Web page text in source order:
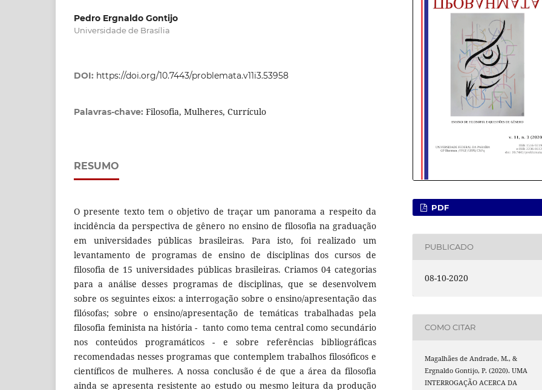
Pedro Ergnaldo Gontijo
Universidade de Brasília
DOI: https://doi.org/10.7443/problemata.v11i3.53958
Palavras-chave: Filosofia, Mulheres, Currículo
RESUMO
O presente texto tem o objetivo de traçar um panorama a respeito da
incidência da perspectiva de gênero no ensino de filosofia na graduação
em universidades públicas brasileiras. Para isto, foi realizado um
levantamento de programas de ensino de disciplinas dos cursos de
filosofia de 15 universidades públicas brasileiras. Criamos 04 categorias
para a análise desses programas de disciplinas, que se desenvolvem
sobre os seguintes eixos: a interrogação sobre o ensino/apresentação das
filósofas; sobre o ensino/apresentação de temáticas trabalhadas pela
filosofia feminista na história - tanto como tema central como secundário
nos conteúdos programáticos - e sobre referências bibliográficas
recomendadas nesses programas que contemplem trabalhos filosóficos e
científicos de mulheres. A nossa conclusão é de que a área da filosofia
ainda se apresenta resistente ao estudo ou mesmo leitura da produção
PDF
PUBLICADO
08-10-2020
COMO CITAR
Magalhães de Andrade, M., &
Ergnaldo Gontijo, P. (2020). UMA
INTERROGAÇÃO ACERCA DA